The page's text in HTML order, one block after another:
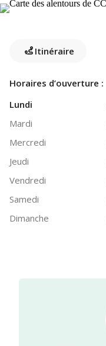
Itinéraire
Horaires d’ouverture :
Lundi
Mardi
Mercredi
Jeudi
Vendredi
Samedi
Dimanche